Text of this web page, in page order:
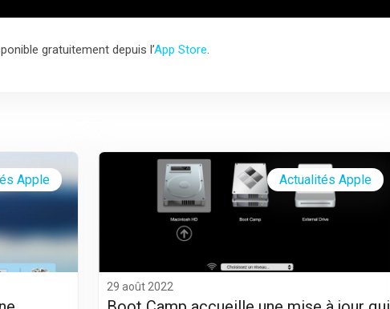
gratuitement depuis l’App Store.
Apple
29 août 2022
Actualités Apple